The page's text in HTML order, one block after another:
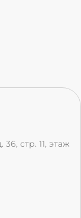
стр. 11, этаж